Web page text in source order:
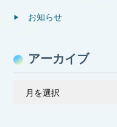
お知らせ
アーカイブ